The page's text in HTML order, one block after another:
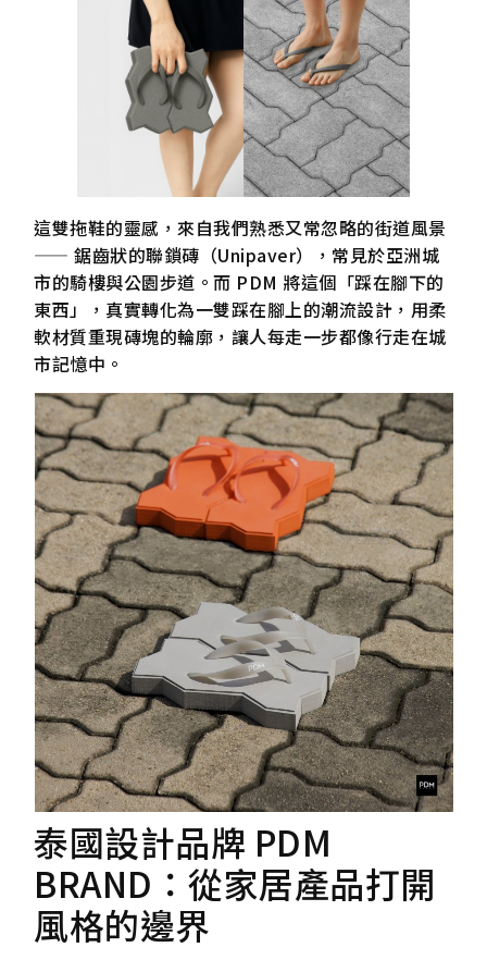
這雙拖鞋的靈感，來自我們熟悉又常忽略的街道風景
—— 鋸齒狀的聯鎖磚（Unipaver），常見於亞洲城
市的騎樓與公園步道。而 PDM 將這個「踩在腳下的
東西」，真實轉化為一雙踩在腳上的潮流設計，用柔
軟材質重現磚塊的輪廓，讓人每走一步都像行走在城
市記憶中。
泰國設計品牌 PDM
BRAND：從家居產品打開
風格的邊界